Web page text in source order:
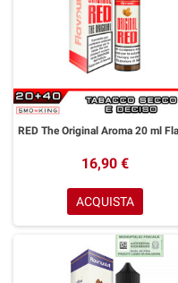
16,90 €
ACQUISTA